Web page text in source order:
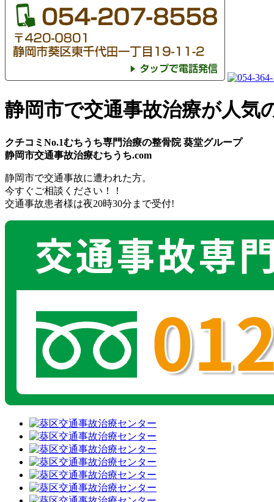
静岡市で交通事故治療が人気
クチコミNo.1むちうち専門治療の整骨院 葵堂グループ
静岡市交通事故治療むちうち.com
静岡市で交通事故に遭われた方。
今すぐご相談ください！！
交通事故患者様は夜20時30分 まで受付!